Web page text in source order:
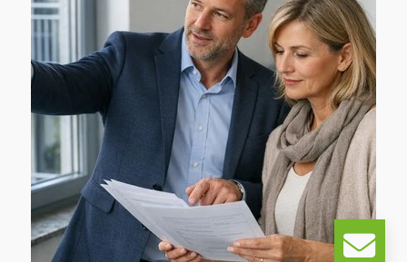
persönliche Ressourcen wie Zeit,
Engagement, Wissen und gemeinschaftliches
Handeln. Ein Teil unseres Teams war an der
Gesamtschule Heiligenhaus im Einsatz und
hat mit viel Freude den Spielekeller neu
gestrichen. Mit frischer Farbe und tatkräftiger
Unterstützung konnten wir einen kleinen
Beitrag dazu leisten, den Raum neu zu
gestalten und eine angenehme Umgebung für
die Schülerinnen und Schüler zu schaffen.